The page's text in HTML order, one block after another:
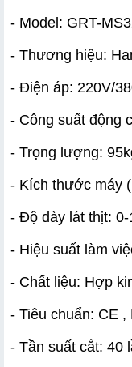
- Model: GRT-
- Thương hiệu:
- Điện áp: 220V/
- Công suất động
- Trọng lượng:
- Kích thước máy
- Độ dày lát thịt: 0-
- Hiệu suất làm
- Chất liệu: Hợp
- Tiêu chuẩn: CE ,
- Tần suất cắt: 40